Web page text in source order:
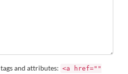
tags and attributes: <a href=""